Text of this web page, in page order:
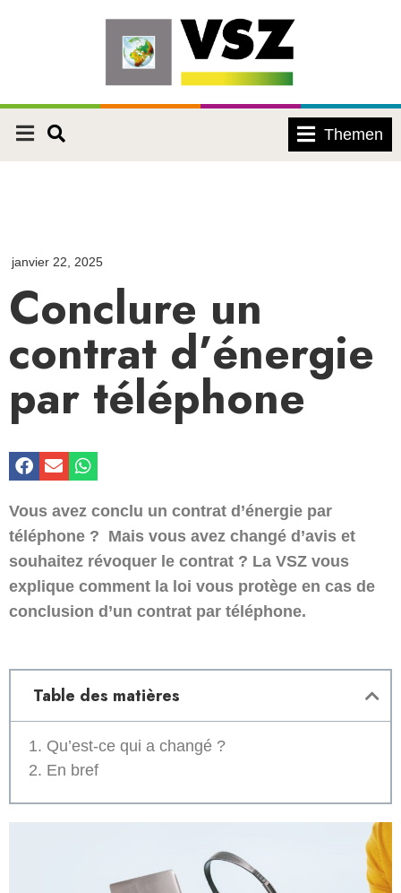
Themen
janvier 22, 2025
Conclure un
contrat d’énergie
par téléphone
Vous avez conclu un contrat d’énergie par
téléphone ? Mais vous avez changé d’avis et
souhaitez révoquer le contrat ? La VSZ vous
explique comment la loi vous protège en cas de
conclusion d’un contrat par téléphone.
Table des matières
Qu’est-ce qui a changé ?
En bref